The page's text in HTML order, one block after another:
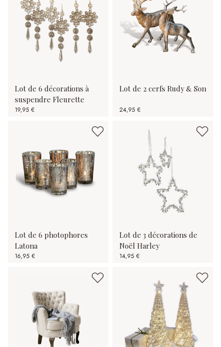
Lot de 6 décorations à
suspendre Fleurette
19,95 €
Lot de 2 cerfs Rudy & Son
24,95 €
Lot de 6 photophores
Latona
16,95 €
Lot de 3 décorations de
Noël Harley
14,95 €